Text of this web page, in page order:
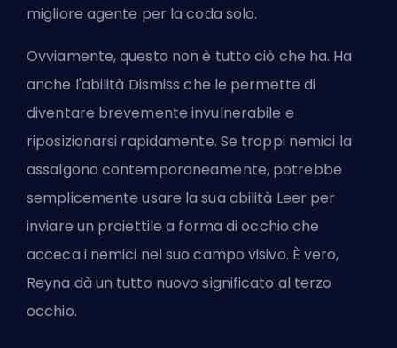
migliore agente per la coda solo.
Ovviamente, questo non è tutto ciò che ha. Ha
anche l'abilità Dismiss che le permette di
diventare brevemente invulnerabile e
riposizionarsi rapidamente. Se troppi nemici la
assalgono contemporaneamente, potrebbe
semplicemente usare la sua abilità Leer per
inviare un proiettile a forma di occhio che
acceca i nemici nel suo campo visivo. È vero,
Reyna dà un tutto nuovo significato al terzo
occhio.